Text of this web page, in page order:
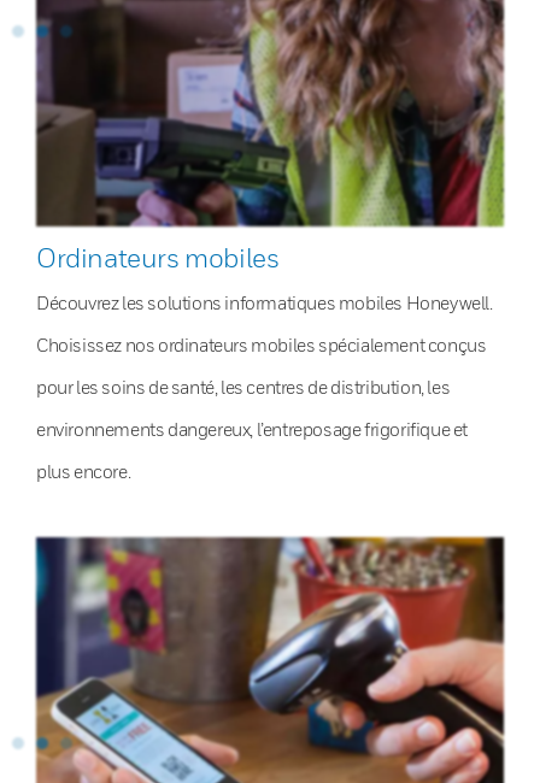
Ordinateurs mobiles
Découvrez les solutions informatiques mobiles Honeywell.
Choisissez nos ordinateurs mobiles spécialement conçus
pour les soins de santé, les centres de distribution, les
environnements dangereux, l’entreposage frigorifique et
plus encore.